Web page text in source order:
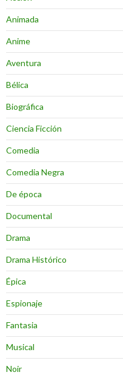
Animada
Anime
Aventura
Bélica
Biográfica
Ciencia Ficción
Comedia
Comedia Negra
De época
Documental
Drama
Drama Histórico
Épica
Espionaje
Fantasia
Musical
Noir